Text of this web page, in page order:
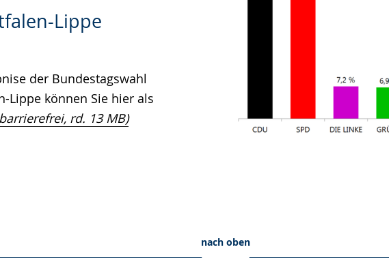
Lippe
der Bundestagswahl
Lippe können Sie hier als
rd. 13 MB)
nach oben